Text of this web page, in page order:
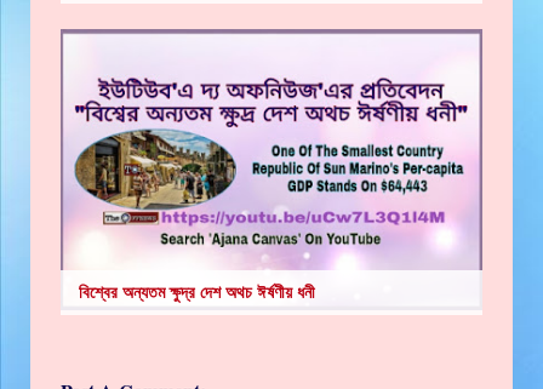
বিশ্বের অন্যতম ক্ষুদ্র দেশ অথচ ঈর্ষণীয় ধনী